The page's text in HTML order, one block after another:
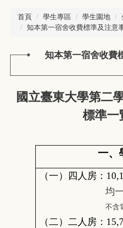
首頁 學生專區 學生園地
知本第一宿舍收費標準及注意
知本第一宿舍收費
國立臺東大學第二
標準一
一、
（一）四人房：
均
不含
（二）二人房：